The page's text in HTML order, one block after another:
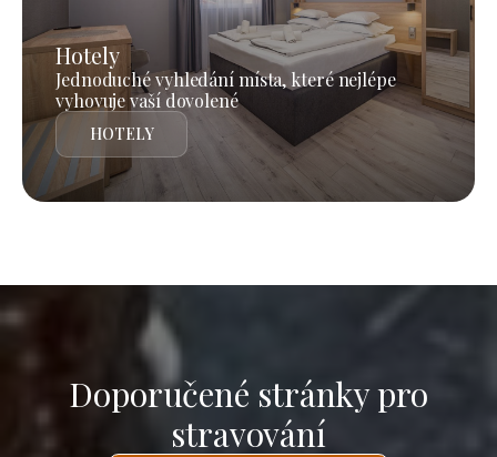
Hotely
Jednoduché vyhledání místa, které nejlépe
vyhovuje vaší dovolené
HOTELY
Doporučené stránky pro
stravování